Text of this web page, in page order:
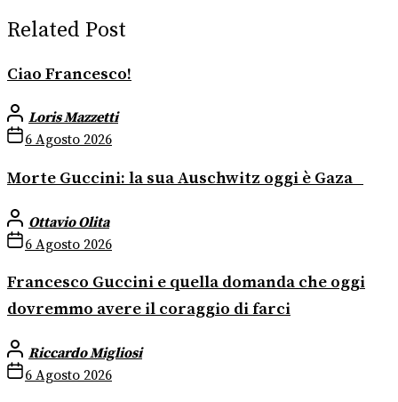
Related Post
Ciao Francesco!
Loris Mazzetti
6 Agosto 2026
Morte Guccini: la sua Auschwitz oggi è Gaza
Ottavio Olita
6 Agosto 2026
Francesco Guccini e quella domanda che oggi
dovremmo avere il coraggio di farci
Riccardo Migliosi
6 Agosto 2026